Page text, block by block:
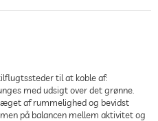
til at koble af:
med udsigt over det grønne.
af rummelighed og bevidst
på balancen mellem aktivitet og